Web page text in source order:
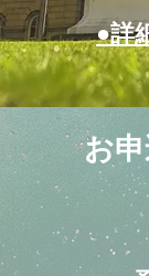
●詳
お申